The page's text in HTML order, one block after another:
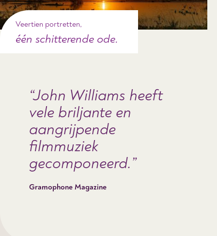
Veertien portretten,
één schitterende ode.
John Williams heeft
vele briljante en
aangrijpende
filmmuziek
gecomponeerd.
Gramophone Magazine